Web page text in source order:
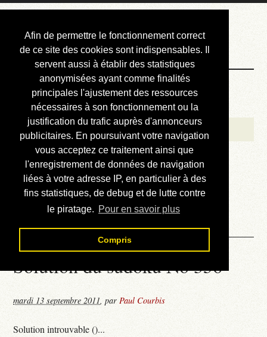
Afin de permettre le fonctionnement correct
de ce site des cookies sont indispensables. Il
servent aussi à établir des statistiques
anonymisées ayant comme finalités
principales l'ajustement des ressources
nécessaires à son fonctionnement ou la
justification du trafic auprès d'annonceurs
publicitaires. En poursuivant votre navigation
vous acceptez ce traitement ainsi que
l'enregistrement de données de navigation
liées à votre adresse IP, en particulier à des
fins statistiques, de debug et de lutte contre
le piratage. Pour en savoir plus
Compris
Courbis, « LE »
Blog Officiel
Bienvenue
Réalisations
Divers (et d’été)
Annonces
Liens externes
Téléchargement
Contact
Solution du sudoku No 356
mardi 13 septembre 2011,parPaul Courbis
Solution introuvable ()...